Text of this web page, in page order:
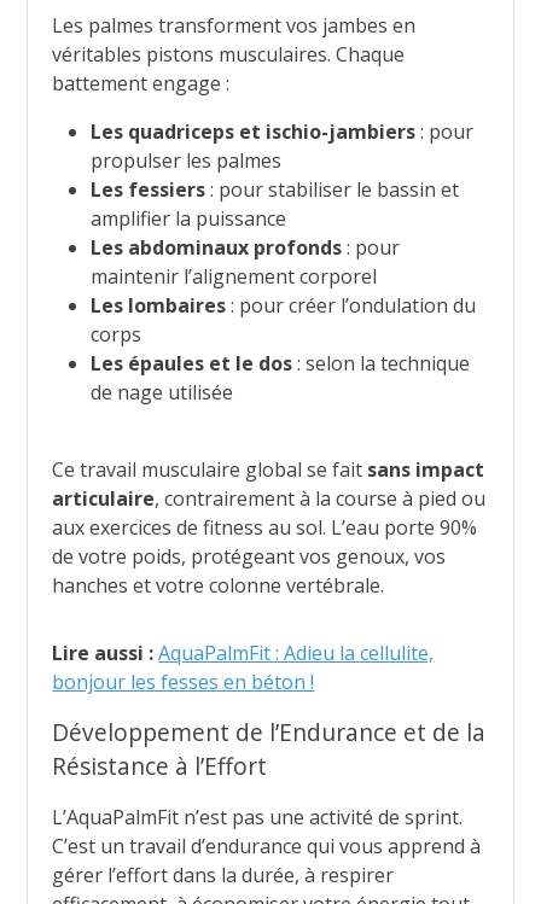
Les palmes transforment vos jambes en
véritables pistons musculaires. Chaque
battement engage :
Les quadriceps et ischio-jambiers: pour
propulser les palmes
Les fessiers: pour stabiliser le bassin et
amplifier la puissance
Les abdominaux profonds: pour
maintenir l’alignement corporel
Les lombaires: pour créer l’ondulation du
corps
Les épaules et le dos: selon la technique
de nage utilisée
Ce travail musculaire global se fait sans impact
articulaire, contrairement à la course à pied ou
aux exercices de fitness au sol. L’eau porte 90%
de votre poids, protégeant vos genoux, vos
hanches et votre colonne vertébrale.
Lire aussi :AquaPalmFit : Adieu la cellulite,
bonjour les fesses en béton !
Développement de l’Endurance et de la
Résistance à l’Effort
L’AquaPalmFit n’est pas une activité de sprint.
C’est un travail d’endurance qui vous apprend à
gérer l’effort dans la durée, à respirer